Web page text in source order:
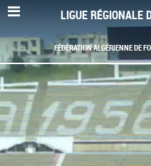
LIGUE RÉGIONALE